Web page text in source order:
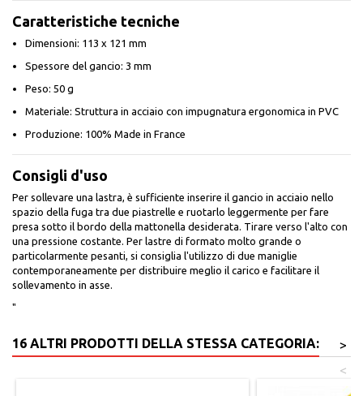
Caratteristiche tecniche
Dimensioni: 113 x 121 mm
Spessore del gancio: 3 mm
Peso: 50 g
Materiale: Struttura in acciaio con impugnatura ergonomica in PVC
Produzione: 100% Made in France
Consigli d'uso
Per sollevare una lastra, è sufficiente inserire il gancio in acciaio nello
spazio della fuga tra due piastrelle e ruotarlo leggermente per fare
presa sotto il bordo della mattonella desiderata. Tirare verso l'alto con
una pressione costante. Per lastre di formato molto grande o
particolarmente pesanti, si consiglia l'utilizzo di due maniglie
contemporaneamente per distribuire meglio il carico e facilitare il
sollevamento in asse.
"
16 ALTRI PRODOTTI DELLA STESSA CATEGORIA:
>
<